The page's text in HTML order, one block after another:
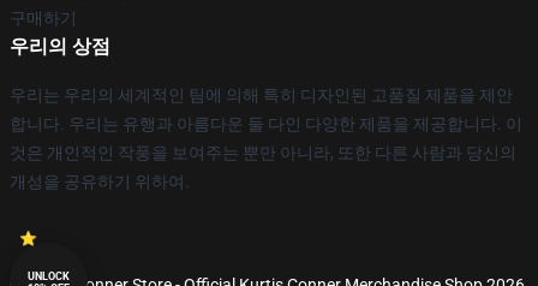
구매하기
우리의 상점
우리는 우리의 세계적인 팀에 의해 특히 디자인된 고품질 제품을 제안
합니다. 우리는 유행과 아름다운 둘 다인 다양한 제품을 제공합니다. 이
것은 개인적인 작풍을 보여주는 뿐만 아니라, 또한 다른 사람과 당신의
개성을 공유하기 위하여.
UNLOCK